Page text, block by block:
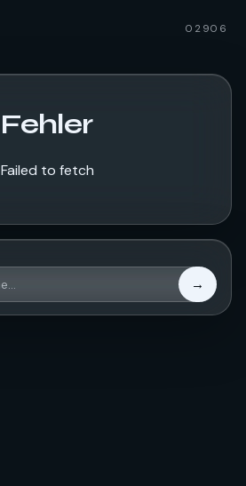
02906
Fehler
Failed to fetch
→